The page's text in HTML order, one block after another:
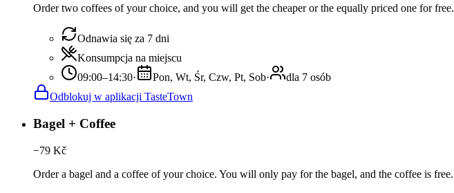
Order two coffees of your choice, and you will get the cheaper or the equally priced one for free.
Odnawia się za 7 dni
Konsumpcja na miejscu
09:00–14:30· Pon, Wt, Śr, Czw, Pt, Sob·
dla 7 osób
Odblokuj w aplikacji TasteTown
Bagel + Coffee
−79 Kč
Order a bagel and a coffee of your choice. You will only pay for the bagel, and the coffee is free.